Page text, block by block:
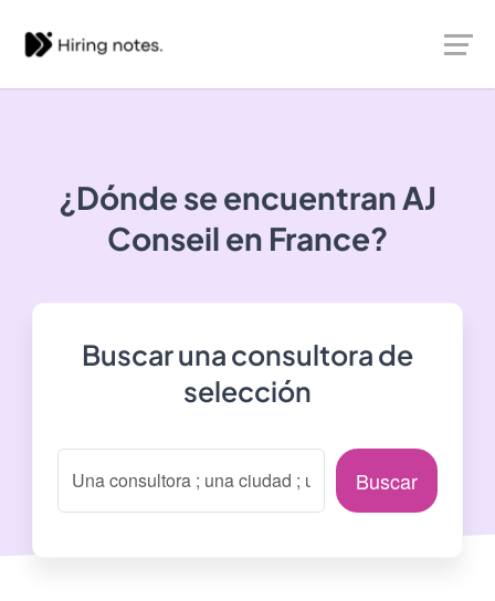
¿Dónde se encuentranAJ
Conseil en France?
Buscar una consultora de
selección
Buscar